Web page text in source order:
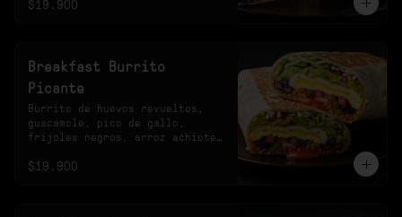
$19.900
Breakfast Burrito
Picante
Burrito de huevos revueltos,
guacamole, pico de gallo,
frijoles negros, arroz achiote,
habanero.
$19.900